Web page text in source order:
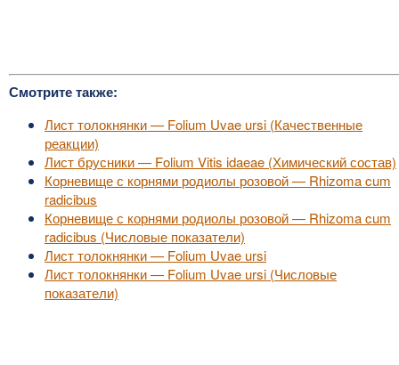
Смотрите также:
Лист толокнянки — Folium Uvae ursi (Качественные
реакции)
Лист брусники — Folium Vitis idaeae (Химический состав)
Корневище с корнями родиолы розовой — Rhizoma cum
radicibus
Корневище с корнями родиолы розовой — Rhizoma cum
radicibus (Числовые показатели)
Лист толокнянки — Folium Uvae ursi
Лист толокнянки — Folium Uvae ursi (Числовые
показатели)